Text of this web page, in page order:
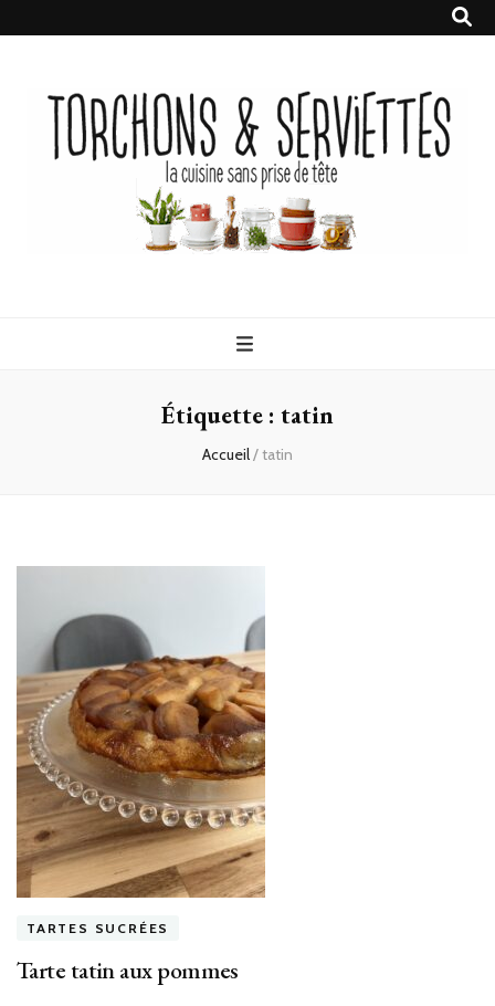
Serviettes
Étiquette : tatin
Accueil/tatin
TARTES SUCRÉES
Tarte tatin aux pommes